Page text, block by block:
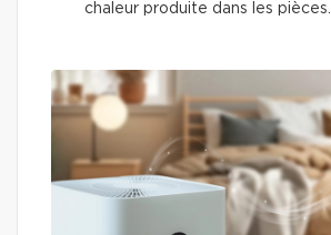
chaleur produite dans les pièces.